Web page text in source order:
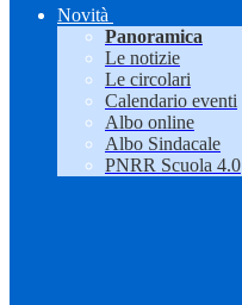
Novità
Panoramica
Le notizie
Le circolari
Calendario eventi
Albo online
Albo Sindacale
PNRR Scuola 4.0